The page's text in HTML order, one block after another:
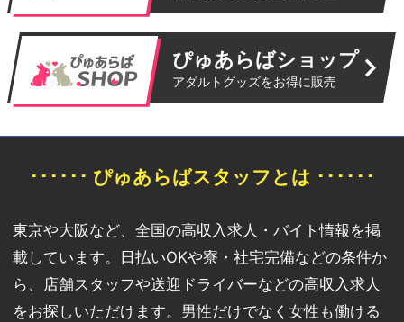
ぴゅあらばショップ
アダルトグッズをお得に販売
･･････ ぴゅあらばスタッフとは ･･････
東京や大阪など、全国の高収入求人・バイト情報を掲
載しています。日払いOKや寮・社宅完備などの条件か
ら、店舗スタッフや送迎ドライバーなどの高収入求人
をお探しいただけます。男性だけでなく女性も働ける